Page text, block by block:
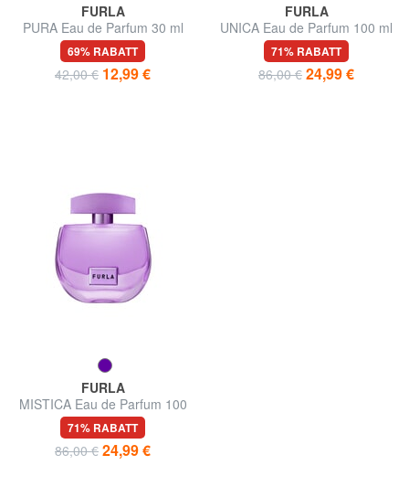
FURLA
PURA Eau de Parfum 30 ml
69% RABATT
42,00 € 12,99 €
FURLA
UNICA Eau de Parfum 100 ml
71% RABATT
86,00 € 24,99 €
FURLA
MISTICA Eau de Parfum 100
ml
71% RABATT
86,00 € 24,99 €